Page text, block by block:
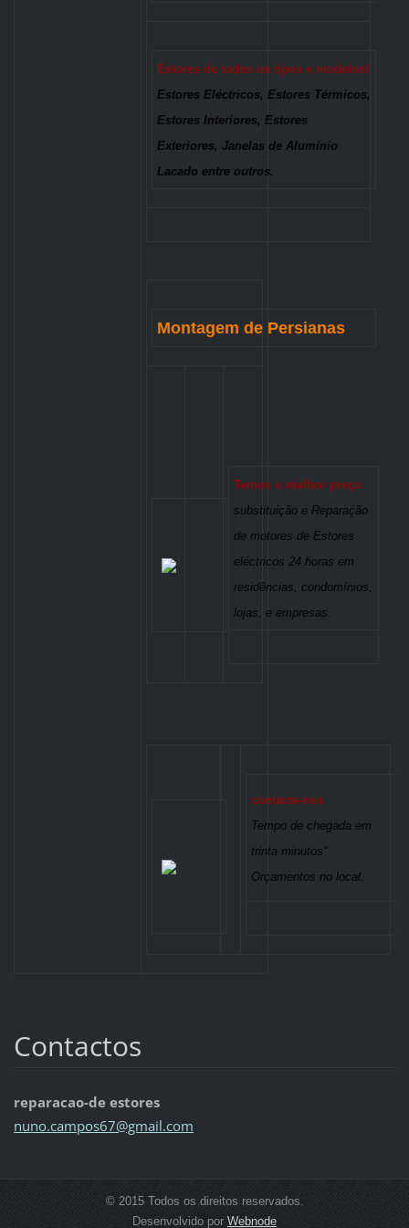
Estores de todos os tipos e modelos!
Estores Eléctricos, Estores Térmicos,
Estores Interiores, Estores
Exteriores, Janelas de Alumínio
Lacado entre outros.
Montagem de Persianas
Temos o melhor preço
substituição e Reparação
de motores de Estores
eléctricos 24 horas em
residências, condomínios,
lojas, e empresas.
contacte-nos
Tempo de chegada em
trinta minutos"
Orçamentos no local.
Contactos
reparacao-de estores
nuno.campos67@gmail.com
© 2015 Todos os direitos reservados.
Desenvolvido por Webnode